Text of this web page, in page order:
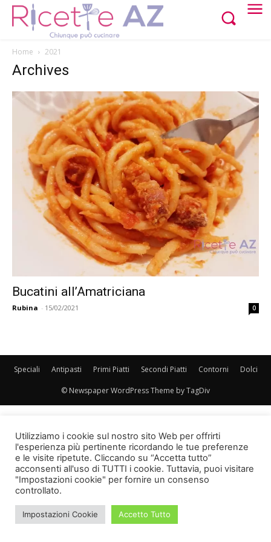
Home 2021
Archives
Bucatini all’Amatriciana
Rubina - 15/02/2021 0
Speciali Antipasti Primi Piatti Secondi Piatti Contorni Dolci
© Newspaper WordPress Theme by TagDiv
Utilizziamo i cookie sul nostro sito Web per offrirti
l'esperienza più pertinente ricordando le tue preferenze
e le visite ripetute. Cliccando su “Accetta tutto”
acconsenti all'uso di TUTTI i cookie. Tuttavia, puoi visitare
"Impostazioni cookie" per fornire un consenso
controllato.
Impostazioni Cookie Accetto Tutto